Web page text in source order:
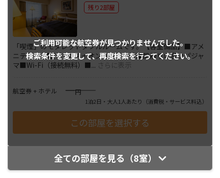
ご利用可能な航空券が見つかりませんでした。
検索条件を変更して、再度検索を行ってください。
残り2部屋
「喫煙」のモダレットダブルルームです。【客室備品】■アメ
ニティ一式■マイナスイオンドライヤー■肌触りの良いパジャ
マ■Wi-Fi（接続無料）■... さらに表示
航空券 + ホテル ――――円
1泊2日・大人1人あたり （消費税・サービス料込）
全ての部屋を見る（8室）